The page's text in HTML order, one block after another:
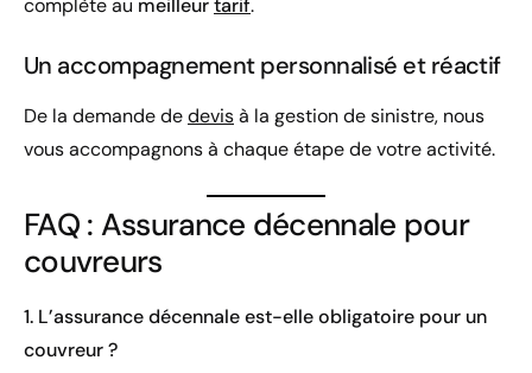
Un accompagnement personnalisé et réactif
De la demande dedevisà la gestion de sinistre, nous
vous accompagnons à chaque étape de votre activité.
FAQ : Assurance décennale pour
couvreurs
1. L’assurance décennale est-elle obligatoire pour un
couvreur ?